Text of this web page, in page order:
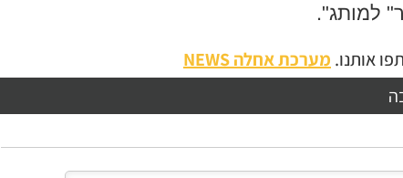
למותג".
אותנו. מערכת אחלה NEWS